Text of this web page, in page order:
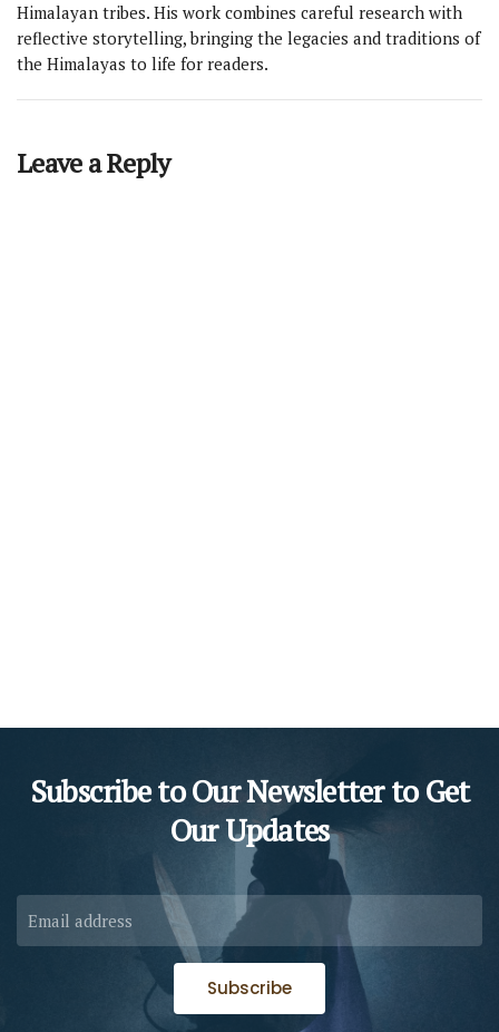
Himalayan tribes. His work combines careful research with
reflective storytelling, bringing the legacies and traditions of
the Himalayas to life for readers.
Leave a Reply
Subscribe to Our Newsletter toGet
Our Updates
Subscribe